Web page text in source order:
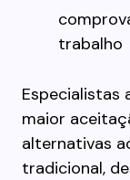
trabalho
Especialistas
maior
alternativas
tradicional,